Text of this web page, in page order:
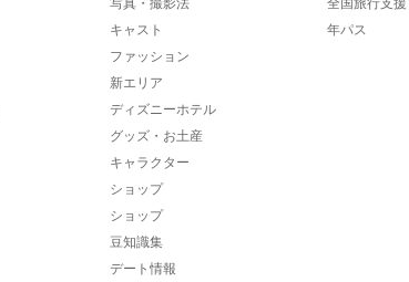
写真・撮影法
キャスト
ファッション
新エリア
ディズニーホテル
グッズ・お土産
キャラクター
ショップ
ショップ
豆知識集
デート情報
全国旅行支援
年パス